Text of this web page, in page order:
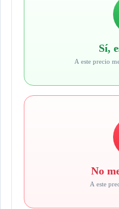
Sí,
A este precio
No
A este